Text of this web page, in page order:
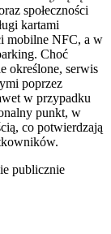
społeczności
kartami
mobilne NFC, a w
Choć
określone, serwis
poprzez
w przypadku
punkt, w
co potwierdzają
publicznie